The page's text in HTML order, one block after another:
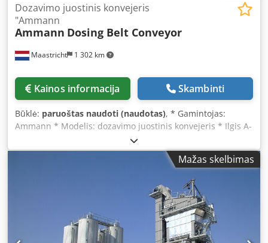
Maastricht 1 302 km
Dozavimo juostinis konvejeris
"Ammann
Ammann Dosing Belt Conveyor
Kainos informacija Skambinti
Būklė: paruoštas naudoti (naudotas), * Gamintojas:
Ammann * Modelis: dozavimo juostinis konvejeris * Ilgis A-
A: 1700 mm * Juostos plotis: 650 mm Dkjdpjywm I Nsfx Aa
Esr * Pavara: 1,5 kW reduktorius * Sandėlyje: 6 vnt.
Mažas skelbimas